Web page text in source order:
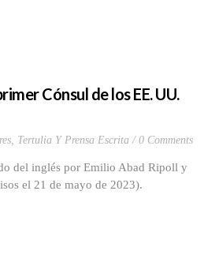
Cónsul de los EE. UU.
, Tertulia Y Prensa Escrita 0 Comments
del inglés por Emilio Abad Ripoll y
el 21 de mayo de 2023).